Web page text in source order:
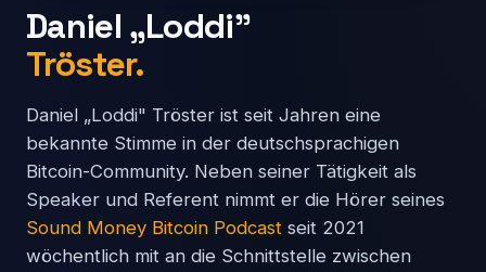
Daniel „Loddi"
Tröster.
Daniel „Loddi" Tröster ist seit Jahren eine
bekannte Stimme in der deutschsprachigen
Bitcoin-Community. Neben seiner Tätigkeit als
Speaker und Referent nimmt er die Hörer seines
Sound Money Bitcoin Podcast seit 2021
wöchentlich mit an die Schnittstelle zwischen